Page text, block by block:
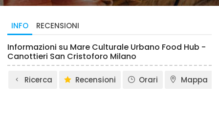
INFO RECENSIONI
Informazioni su Mare Culturale Urbano Food Hub -
Canottieri San Cristoforo Milano
Ricerca Recensioni Orari Mappa